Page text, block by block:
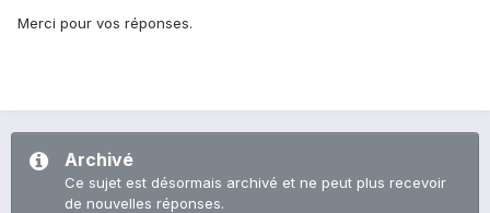
Merci pour vos réponses.
Archivé
Ce sujet est désormais archivé et ne peut plus recevoir
de nouvelles réponses.